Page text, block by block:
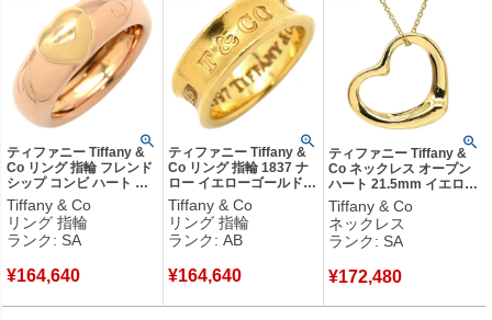
ティファニー Tiffany &
Co リング 指輪 フレンド
シップ コンビ ハート ピ
ンクゴールド×イエロー
ゴールド T&Co. Au750
18K ヴィンテージ 8号
【中古】新品同様品
Tiffany & Co
リング 指輪
ランク: SA
¥164,640
ティファニー Tiffany &
Co リング 指輪 1837 ナ
ロー イエローゴールド
T&Co. Au750 18K ロゴ
6.5号 【中古】中古品
Tiffany & Co
リング 指輪
ランク: AB
¥164,640
ティファニー Tiffany &
Co ネックレス オープン
ハート 21.5mm イエロー
ゴールド T＆Co. Au750
18K 18金 エルサペレッ
ティ 【中古】新品同様品
Tiffany & Co
ネックレス
ランク: SA
¥172,480